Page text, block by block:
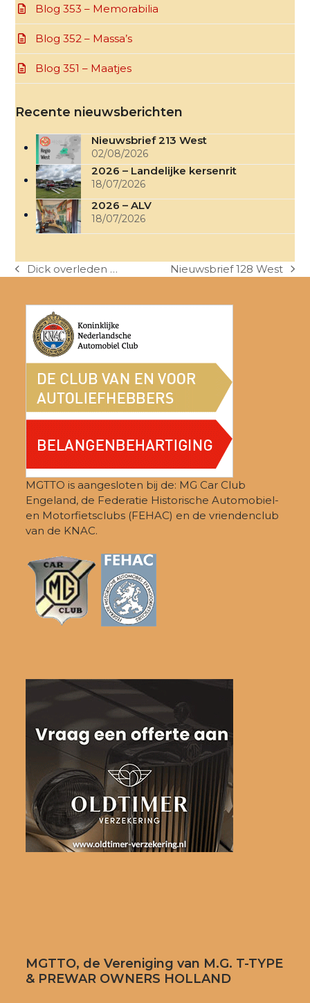
Blog 353 – Memorabilia
Blog 352 – Massa’s
Blog 351 – Maatjes
Recente nieuwsberichten
Nieuwsbrief 213 West
02/08/2026
2026 – Landelijke kersenrit
18/07/2026
2026 – ALV
18/07/2026
previous
Dick overleden …
next
Nieuwsbrief 128 West
MGTTO is aangesloten bij de: MG Car Club
Engeland, de Federatie Historische Automobiel-
en Motorfietsclubs (FEHAC) en de vriendenclub
van de KNAC.
MGTTO, de Vereniging van M.G. T-TYPE
& PREWAR OWNERS HOLLAND